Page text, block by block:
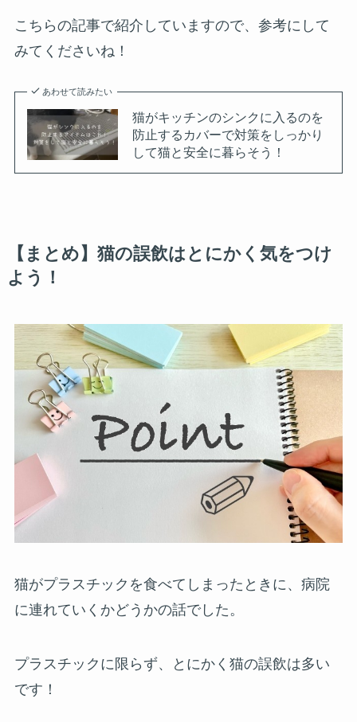
こちらの記事で紹介していますので、参考にして
みてくださいね！
あわせて読みたい
猫がキッチンのシンクに入るのを
防止するカバーで対策をしっかり
して猫と安全に暮らそう！
【まとめ】猫の誤飲はとにかく気をつけ
よう！
猫がプラスチックを食べてしまったときに、病院
に連れていくかどうかの話でした。
プラスチックに限らず、とにかく猫の誤飲は多い
です！